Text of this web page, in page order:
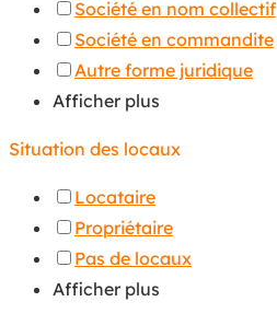
Société en nom collectif
Société en commandite
Autre forme juridique
Afficher plus
Situation des locaux
Locataire
Propriétaire
Pas de locaux
Afficher plus